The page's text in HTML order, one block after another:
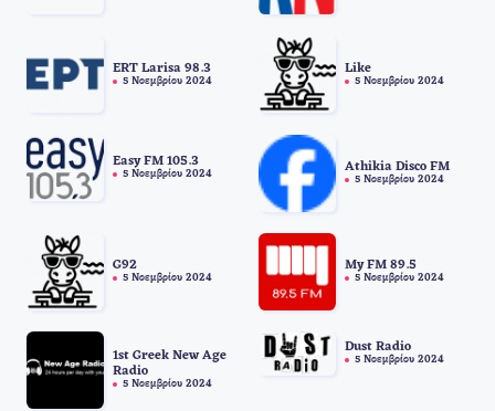
ERT Larisa 98.3
5 Νοεμβρίου 2024
Like
5 Νοεμβρίου 2024
Easy FM 105.3
5 Νοεμβρίου 2024
Athikia Disco FM
5 Νοεμβρίου 2024
G92
5 Νοεμβρίου 2024
My FM 89.5
5 Νοεμβρίου 2024
1st Greek New Age
Radio
5 Νοεμβρίου 2024
Dust Radio
5 Νοεμβρίου 2024